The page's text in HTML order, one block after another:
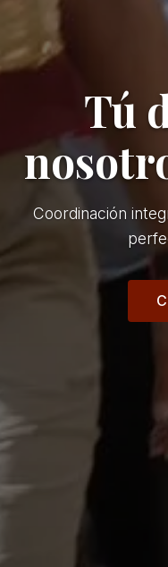
Tú
Coordinación